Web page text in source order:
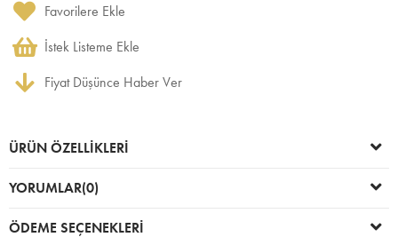
Favorilere Ekle
İstek Listeme Ekle
Fiyat Düşünce Haber Ver
ÜRÜN ÖZELLIKLERI
YORUMLAR(0)
ÖDEME SEÇENEKLERI